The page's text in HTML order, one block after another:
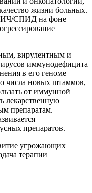
жизни больных.
ВИЧ/СПИД на фоне
вирулентным и
иммунодефицита
в его геноме
числа новых штаммов,
от иммунной
лекарственную
препаратам.
препаратов.
угрожающих
терапии